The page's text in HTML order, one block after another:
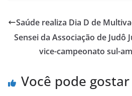
Saúde realiza Dia D de
Sensei da Associação de Judô
vice-campeonato sul-
Você pode